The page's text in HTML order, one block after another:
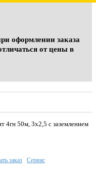
оформлении заказа
от цены в
4гн 50м, 3х2,5 с заземлением
заказ Сервис